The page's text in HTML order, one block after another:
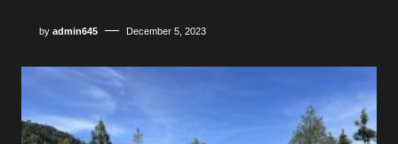
by admin645 December 5, 2023